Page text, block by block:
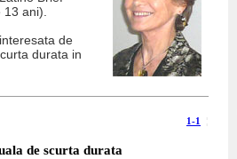
ani).
de
durata in
1-1
de scurta durata